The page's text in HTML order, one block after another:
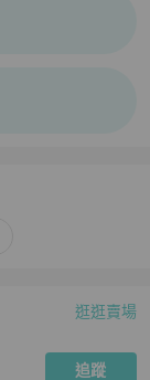
逛逛賣場
追蹤